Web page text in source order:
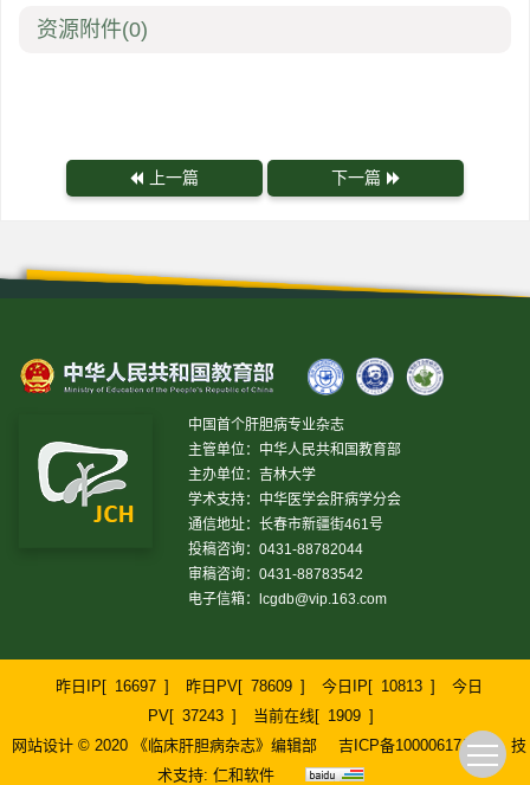
资源附件(0)
上一篇 下一篇
中国首个肝胆病专业杂志
主管单位：中华人民共和国教育部
主办单位：吉林大学
学术支持：中华医学会肝病学分会
通信地址：长春市新疆街461号
投稿咨询：0431-88782044
审稿咨询：0431-88783542
电子信箱：
lcgdb@vip.163.com
昨日IP[ 16697 ] 昨日PV[ 78609 ] 今日IP[ 10813 ]
今日
PV[ 37243 ] 当前在线[ 1909 ]
网站设计 © 2020 《临床肝胆病杂志》编辑部
吉ICP备10000617号-1
技
术支持: 仁和软件